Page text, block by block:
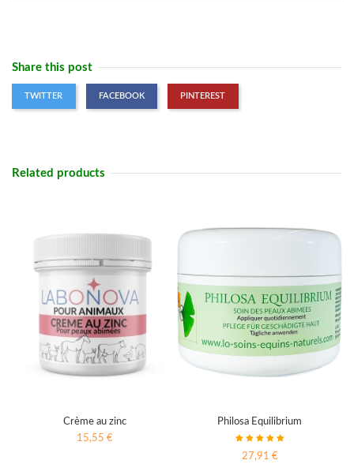
Share this post
TWITTER FACEBOOK PINTEREST
Related products
Crème au zinc
15,55 €
Philosa Equilibrium
27,91 €